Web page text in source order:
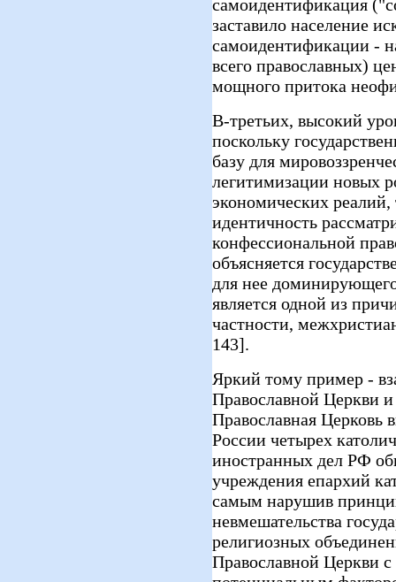
самоидентификация
заставило население
самоидентификации -
всего православных)
мощного притока
В-третьих, высокий
поскольку
базу для
легитимизации новых
экономических реалий,
идентичность
конфессиональной
объясняется
для нее
является одной из
частности,
143].
Яркий тому пример -
Православной Церкви
Православная Церковь
России четырех
иностранных дел РФ
учреждения епархий
самым нарушив
невмешательства
религиозных
Православной Церкви